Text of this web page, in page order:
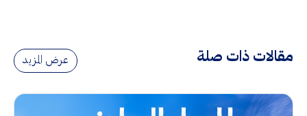
مقالات ذات صلة عرض المزيد